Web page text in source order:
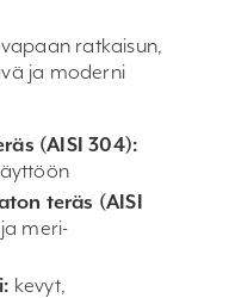
ratkaisun,
ja moderni
(AISI 304):
teräs (AISI
meri-
kevyt,